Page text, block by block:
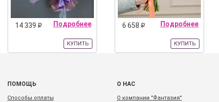
14 339 q Подробнее
КУПИТЬ
6 658 q Подробнее
КУПИТЬ
ПОМОЩЬ
Способы оплаты
О НАС
О компании "Фантазия"